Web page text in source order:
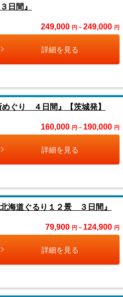
日間』
249,000 円 ~ 249,000 円
詳細を見る
ぐり ４日間』【茨城発】
160,000 円 ~ 190,000 円
詳細を見る
海道ぐるり１２景 ３日間』
79,900 円 ~ 124,900 円
詳細を見る